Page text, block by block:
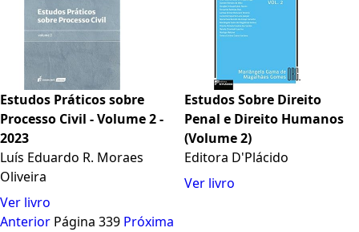
Estudos Práticos sobre
Processo Civil - Volume 2 -
2023
Luís Eduardo R. Moraes
Oliveira
Ver livro
Estudos Sobre Direito
Penal e Direito Humanos
(Volume 2)
Editora D'Plácido
Ver livro
Anterior Página 339 Próxima